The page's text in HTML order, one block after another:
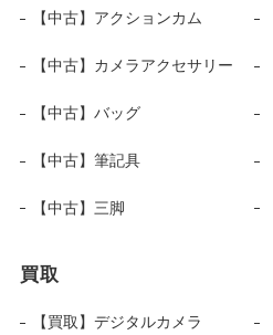
【中古】アクションカム
【中古】カメラアクセサリー
【中古】バッグ
【中古】筆記具
【中古】三脚
買取
【買取】デジタルカメラ